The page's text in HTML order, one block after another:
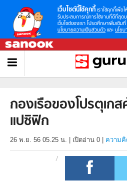
เว็บไซต์นี้ใช้คุกกี้ เราใช้คุกกี้เพื่อใ
รับประสบการณ์การใช้งานที่ดีที่สุด
เว็บไซต์ของเรา โปรดศึกษาเพิ่มเติมที่
นโยบายความเป็นส่วนตัว และ นโยบ
กองเรือของโปรตุเก
แปซิฟิก
26 พ.ย. 56 05.25 น. เปิดอ่าน 0 ความคิ